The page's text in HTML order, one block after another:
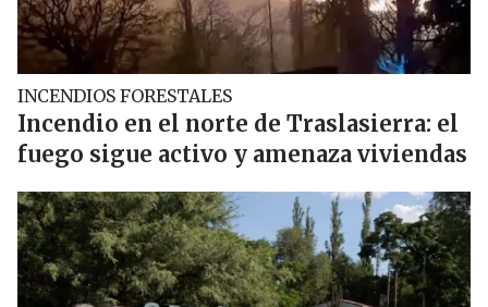
INCENDIOS FORESTALES
Incendio en el norte de Traslasierra: el
fuego sigue activo y amenaza viviendas